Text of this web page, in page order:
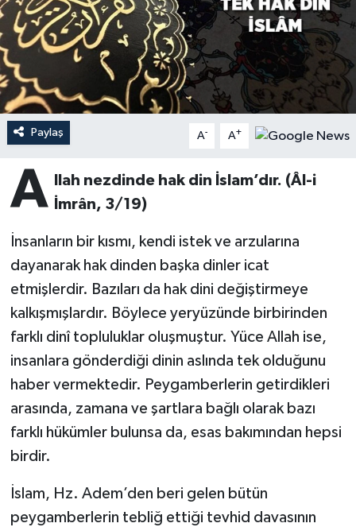
Paylaş A- A+
A
llah nezdinde hak din İslam’dır. (Âl-i
İmrân, 3/19)
İnsanların bir kısmı, kendi istek ve arzularına
dayanarak hak dinden başka dinler icat
etmişlerdir. Bazıları da hak dini değiştirmeye
kalkışmışlardır. Böylece yeryüzünde birbirinden
farklı dinî topluluklar oluşmuştur. Yüce Allah ise,
insanlara gönderdiği dinin aslında tek olduğunu
haber vermektedir. Peygamberlerin getirdikleri
arasında, zamana ve şartlara bağlı olarak bazı
farklı hükümler bulunsa da, esas bakımından hepsi
birdir.
İslam, Hz. Adem’den beri gelen bütün
peygamberlerin tebliğ ettiği tevhid davasının
Ardahan Müftülüğü
Artvin Müftülüğü
Aydın Müftülüğü
Balıkesir Müftülüğü
Batman Müftülüğü
Bayburt Müftülüğü
Bilecik Müftülüğü
Bingöl Müftülüğü
Bitlis Müftülüğü
Bolu Müftülüğü
Burdur Müftülüğü
Bursa Müftülüğü
Kudüs
Kurban
Mukabele
Peygamberimizin Hayatı
Sahabeler
Zekat
Hutbeler
DİYANET AKADEMİ
DİYANET GENÇLİK
DİYANET RADYO/TV
Dünya
Eğitim
Kültür-Sanat
Aile
Sağlık
Makaleler
Ekonomi
Duyurular